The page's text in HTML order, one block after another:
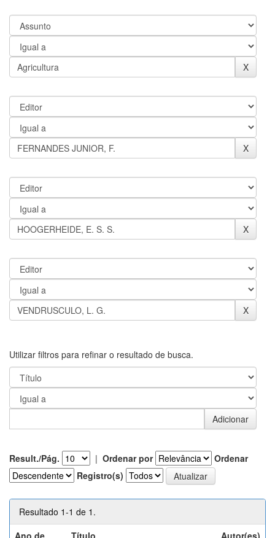
Utilizar filtros para refinar o resultado de busca.
Result./Pág. | Ordenar por
Ordenar
Registro(s)
Resultado 1-1 de 1.
Ano de
Título Autor(es)